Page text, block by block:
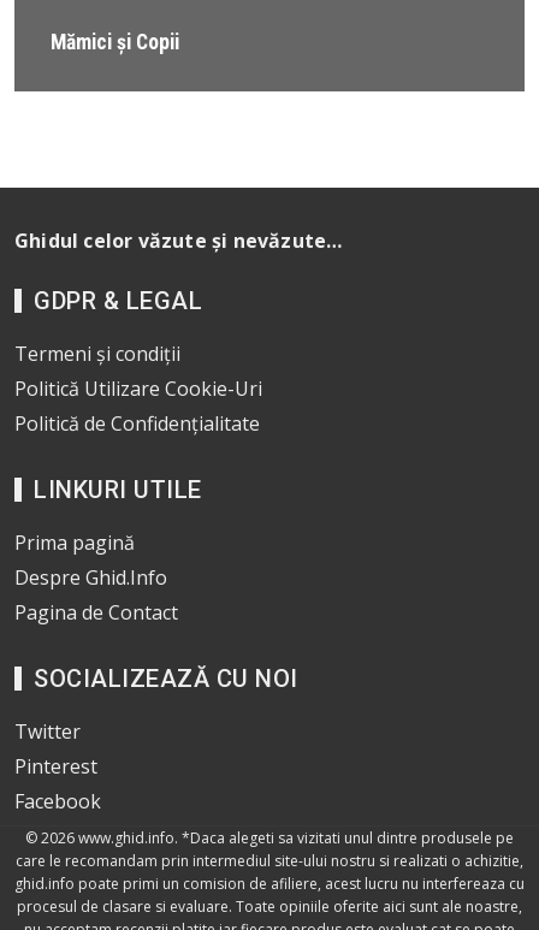
Mămici și Copii
Ghidul celor văzute și nevăzute…
GDPR & LEGAL
Termeni și condiții
Politică Utilizare Cookie-Uri
Politică de Confidențialitate
LINKURI UTILE
Prima pagină
Despre Ghid.Info
Pagina de Contact
SOCIALIZEAZĂ CU NOI
Twitter
Pinterest
Facebook
© 2026www.ghid.info. *Daca alegeti sa vizitati unul dintre produsele pe
care le recomandam prin intermediul site-ului nostru si realizati o achizitie,
ghid.info poate primi un comision de afiliere, acest lucru nu interfereaza cu
procesul de clasare si evaluare. Toate opiniile oferite aici sunt ale noastre,